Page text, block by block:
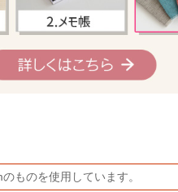
ものを使用しています。